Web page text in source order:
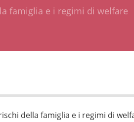
famiglia e i regimi di welfare
della famiglia e i regimi di